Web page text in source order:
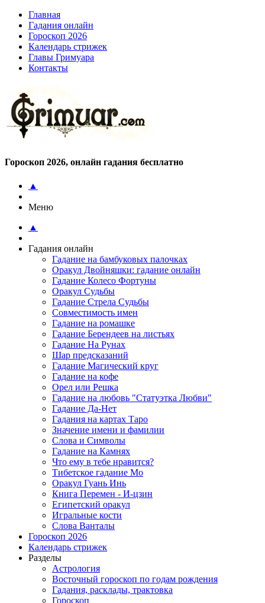
Главная
Гадания онлайн
Гороскоп 2026
Календарь стрижек
Главы Гримуара
Контакты
Гороскоп 2026, онлайн гадания бесплатно
▲
Меню
▲
Гадания онлайн
Гадание на бамбуковых палочках
Оракул Двойняшки: гадание онлайн
Гадание Колесо Фортуны
Оракул Судьбы
Гадание Стрела Судьбы
Совместимость имен
Гадание на ромашке
Гадание Берендеев на листьях
Гадание На Рунах
Шар предсказаний
Гадание Магический круг
Гадание на кофе
Орел или Решка
Гадание на любовь "Статуэтка Любви"
Гадание Да-Нет
Гадания на картах Таро
Значение имени и фамилии
Слова и Символы
Гадание на Камнях
Что ему в тебе нравится?
Тибетское гадание Мо
Оракул Гуань Инь
Книга Перемен - И-цзин
Египетский оракул
Игральные кости
Слова Ванталы
Гороскоп 2026
Календарь стрижек
Разделы
Астрология
Восточный гороскоп по годам рождения
Гадания, расклады, трактовка
Гороскоп